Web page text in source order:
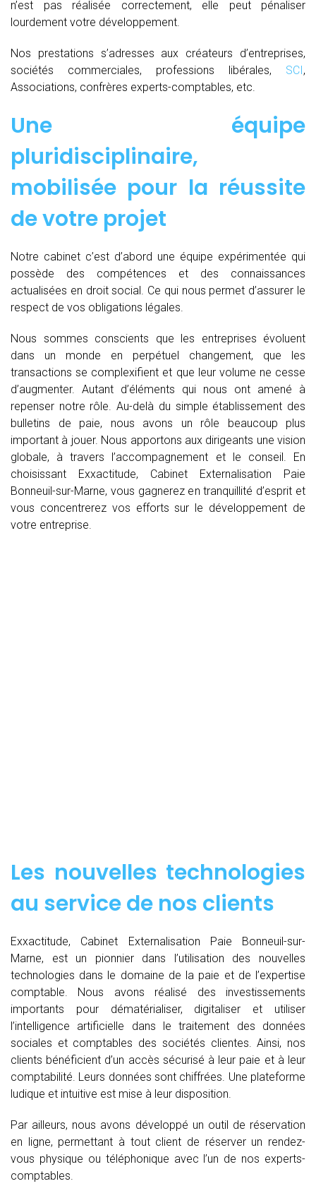
n’est pas réalisée correctement, elle peut pénaliser
lourdement votre développement.
Nos prestations s’adresses aux créateurs d’entreprises,
sociétés commerciales, professions libérales, SCI,
Associations, confrères experts-comptables, etc.
Une équipe
pluridisciplinaire,
mobilisée pour la réussite
de votre projet
Notre cabinet c’est d’abord une équipe expérimentée qui
possède des compétences et des connaissances
actualisées en droit social. Ce qui nous permet d’assurer le
respect de vos obligations légales.
Nous sommes conscients que les entreprises évoluent
dans un monde en perpétuel changement, que les
transactions se complexifient et que leur volume ne cesse
d’augmenter. Autant d’éléments qui nous ont amené à
repenser notre rôle. Au-delà du simple établissement des
bulletins de paie, nous avons un rôle beaucoup plus
important à jouer. Nous apportons aux dirigeants une vision
globale, à travers l’accompagnement et le conseil. En
choisissant Exxactitude, Cabinet Externalisation Paie
Bonneuil-sur-Marne, vous gagnerez en tranquillité d’esprit et
vous concentrerez vos efforts sur le développement de
votre entreprise.
Les nouvelles technologies
au service de nos clients
Exxactitude, Cabinet Externalisation Paie Bonneuil-sur-
Marne, est un pionnier dans l’utilisation des nouvelles
technologies dans le domaine de la paie et de l’expertise
comptable. Nous avons réalisé des investissements
importants pour dématérialiser, digitaliser et utiliser
l’intelligence artificielle dans le traitement des données
sociales et comptables des sociétés clientes. Ainsi, nos
clients bénéficient d’un accès sécurisé à leur paie et à leur
comptabilité. Leurs données sont chiffrées. Une plateforme
ludique et intuitive est mise à leur disposition.
Par ailleurs, nous avons développé un outil de réservation
en ligne, permettant à tout client de réserver un rendez-
vous physique ou téléphonique avec l’un de nos experts-
comptables.